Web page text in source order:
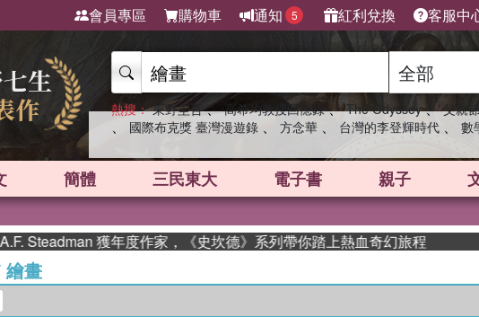
會員專區 購物車 通知 5 紅利兌換 客服中
熱搜： 東野圭吾 、 高希均教授回憶錄 、 The Odyssey 、 父親
、 國際布克獎 臺灣漫遊錄 、 方念華 、 台灣的李登輝時代 、 數
簡體 三民東大 電子書 親子
獲年度作家，《史坎德》系列帶你踏上熱血奇幻旅程
繪畫